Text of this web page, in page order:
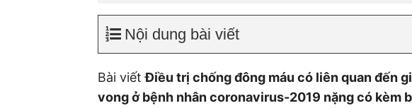
Nội dung bài viết
Bài viếtĐiều trị chống đông máu có liên quan đến
vong ở bệnh nhân coronavirus-2019 nặng có kèm